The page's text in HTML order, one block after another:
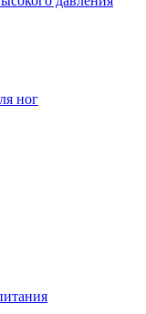
ног